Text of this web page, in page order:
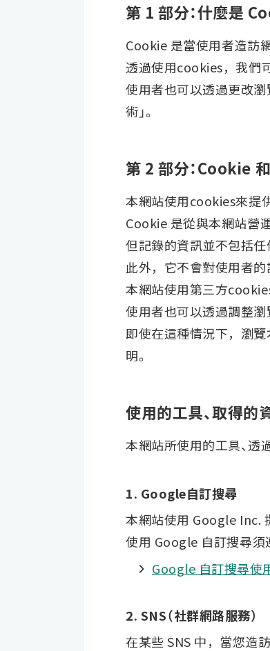
第 1 部分：什麼是
Cookie 是當使用者造訪
透過使用cookies，我們
使用者也可以透過更改
術」。
第 2 部分：Cookie
本網站使用cookies來提
Cookie 是從與本網站營
但記錄的資訊並不包括任
此外，它不會對使用者
本網站使用第三方
使用者也可以透過調整
即使在這種情況下，瀏
明。
使用的工具、取得的
本網站所使用的工具、透
1. Google自訂搜尋
本網站使用 Google Inc.
使用 Google 自訂搜尋須
Google 自訂搜尋使
2. SNS（社群網路服務）
在某些 SNS 中，當您造